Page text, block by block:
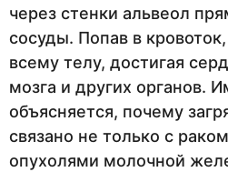
через стенки альвеол
сосуды. Попав в
всему телу, достигая
мозга и других органов.
объясняется, почему
связано не только с
опухолями молочной